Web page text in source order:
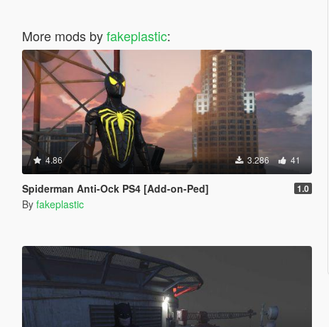
More mods byfakeplastic:
4.86 3.286 41
Spiderman Anti-Ock PS4 [Add-on-Ped] 1.0
By fakeplastic